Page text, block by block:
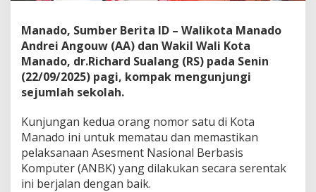
P
a
s
t
i
k
n
P
e
l
a
k
Manado, Sumber Berita ID – Walikota Manado
Andrei Angouw (AA) dan Wakil Wali Kota
Manado, dr.Richard Sualang (RS) pada Senin
(22/09/2025) pagi, kompak mengunjungi
sejumlah sekolah.
Kunjungan kedua orang nomor satu di Kota
Manado ini untuk mematau dan memastikan
pelaksanaan Asesment Nasional Berbasis
Komputer (ANBK) yang dilakukan secara serentak
ini berjalan dengan baik.